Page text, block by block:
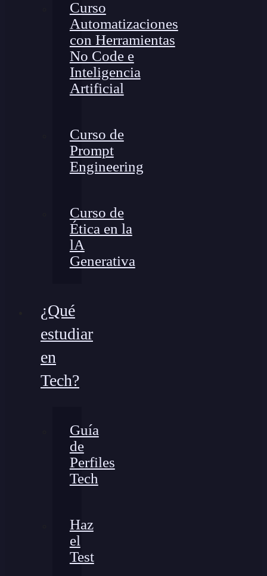
Curso
Automatizaciones
con Herramientas
No Code e
Inteligencia
Artificial
Curso de
Prompt
Engineering
Curso de
Ética en la
lA
Generativa
¿Qué
estudiar
en
Tech?
Guía
de
Perfiles
Tech
Haz
el
Test